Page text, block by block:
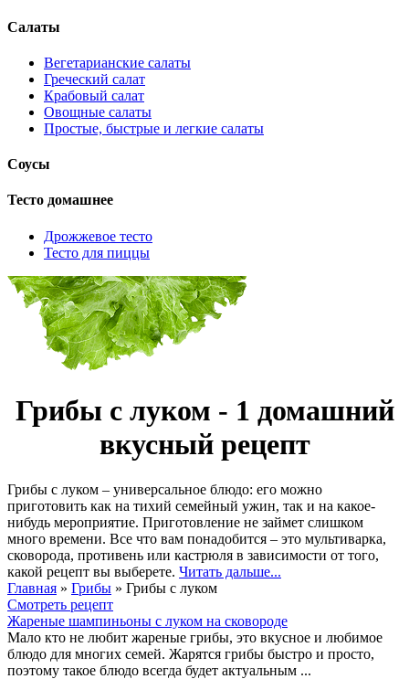
Салаты
Вегетарианские салаты
Греческий салат
Крабовый салат
Овощные салаты
Простые, быстрые и легкие салаты
Соусы
Тесто домашнее
Дрожжевое тесто
Тесто для пиццы
Грибы с луком - 1 домашний
вкусный рецепт
Грибы с луком – универсальное блюдо: его можно
приготовить как на тихий семейный ужин, так и на какое-
нибудь мероприятие. Приготовление не займет слишком
много времени. Все что вам понадобится – это мультиварка,
сковорода, противень или кастрюля в зависимости от того,
какой рецепт вы выберете. Читать дальше...
Главная » Грибы » Грибы с луком
Смотреть рецепт
Жареные шампиньоны с луком на сковороде
Мало кто не любит жареные грибы, это вкусное и любимое
блюдо для многих семей. Жарятся грибы быстро и просто,
поэтому такое блюдо всегда будет актуальным ...